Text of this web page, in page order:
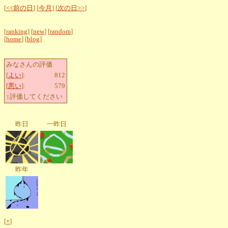
[<<前の日 ] [今月 ] [次の日>>]
[ranking] [new] [random]
[home] [blog]
みなさんの評価
[よい]:
812
[悪い]:
579
↑評価してください
昨日 一昨日
昨年
[+]